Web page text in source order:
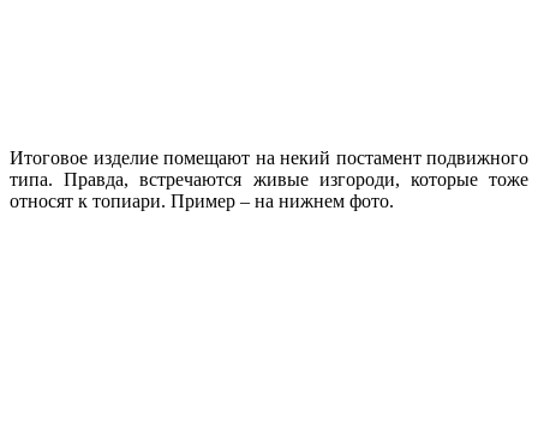
Итоговое изделие помещают на некий постамент подвижного
типа. Правда, встречаются живые изгороди, которые тоже
относят к топиари. Пример – на нижнем фото.